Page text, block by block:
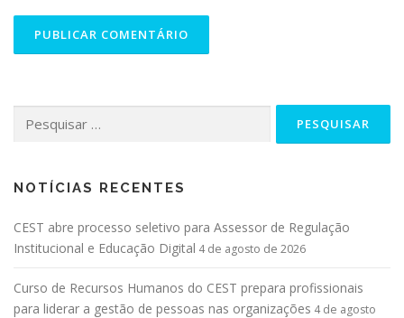
NOTÍCIAS RECENTES
CEST abre processo seletivo para Assessor de Regulação
Institucional e Educação Digital 4 de agosto de 2026
Curso de Recursos Humanos do CEST prepara profissionais
para liderar a gestão de pessoas nas organizações 4 de agosto